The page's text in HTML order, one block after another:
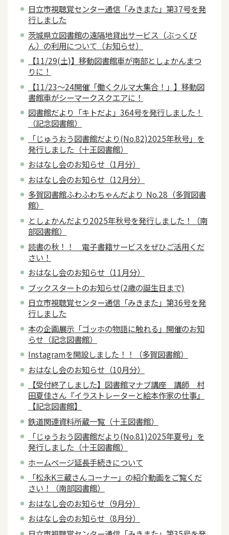
日立市視聴覚センター通信「みきまた」第37号を発
行しました
茨城県立図書館の遠隔地貸出サービス（ぶっくび
ん）の利用について（お知らせ）
【11/29(土)】移動図書館車が南部としょかんまつ
りに！
【11/23～24開催「働くクルマ大集合！」】移動図
書館車がシーマークスクエアに！
図書館だより「キトだよ」364号を発行しました！
（記念図書館）
「じゅうおう図書館だより(No.82)2025年秋号」を
発行しました（十王図書館）
おはなし会のお知らせ（1月分）
おはなし会のお知らせ（12月分）
多賀図書館ふわふわちゃんだより No.28（多賀図書
館）
としょかんだより2025年秋号を発行しました！（南
部図書館）
読書の秋！！ 電子書籍サービスをぜひご活用くだ
さい！
おはなし会のお知らせ（11月分）
ブックスタートのお知らせ(2歳の誕生日まで)
日立市視聴覚センター通信「みきまた」第36号を発
行しました
本の企画展示「ゴッホの物語に触れる」開催のお知
らせ（記念図書館）
Instagramを開設しました！！（多賀図書館）
おはなし会のお知らせ（10月分）
【受付終了しました】図書館マナブ講座 講師 村
田夏佳さん『イラストレーターと絵本作家の仕事』
【記念図書館】
鉄道関連資料所蔵一覧（十王図書館）
「じゅうおう図書館だより(No.81)2025年夏号」を
発行しました（十王図書館）
ホームページ延長手続きについて
「松永K三蔵さんコーナー」の紹介動画をご覧くだ
さい！（南部図書館）
おはなし会のお知らせ（9月分）
おはなし会のお知らせ（8月分）